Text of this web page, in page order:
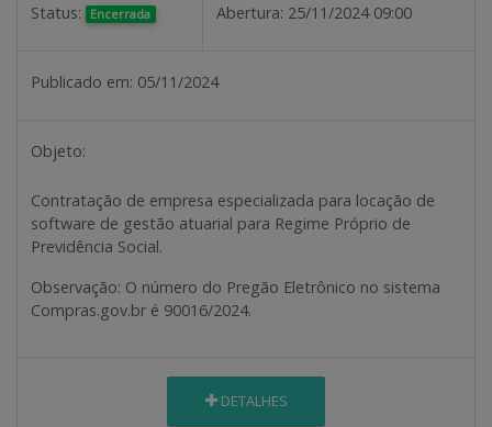
Status: Encerrada Abertura: 25/11/2024 09:00
Publicado em: 05/11/2024
Objeto:
Contratação de empresa especializada para locação de
software de gestão atuarial para Regime Próprio de
Previdência Social.
Observação: O número do Pregão Eletrônico no sistema
Compras.gov.br é 90016/2024.
DETALHES